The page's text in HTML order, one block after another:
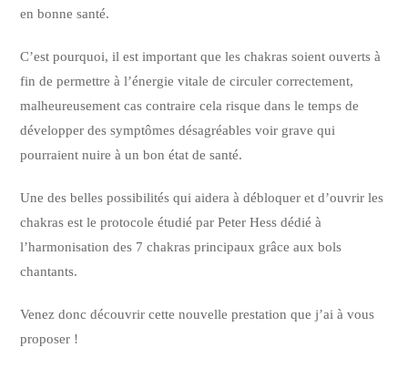
en bonne santé.
C’est pourquoi, il est important que les chakras soient ouverts à
fin de permettre à l’énergie vitale de circuler correctement,
malheureusement cas contraire cela risque dans le temps de
développer des symptômes désagréables voir grave qui
pourraient nuire à un bon état de santé.
Une des belles possibilités qui aidera à débloquer et d’ouvrir les
chakras est le protocole étudié par Peter Hess dédié à
l’harmonisation des 7 chakras principaux grâce aux bols
chantants.
Venez donc découvrir cette nouvelle prestation que j’ai à vous
proposer !